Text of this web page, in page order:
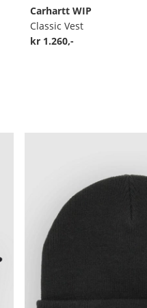
Carhartt WIP
Classic Vest
kr 1.260,-